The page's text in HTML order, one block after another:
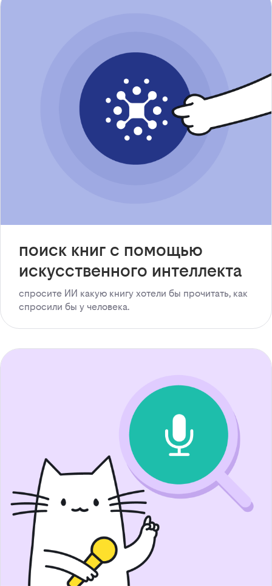
поиск книг с помощью
искусственного интеллекта
спросите ИИ какую книгу хотели бы прочитать, как
спросили бы у человека.